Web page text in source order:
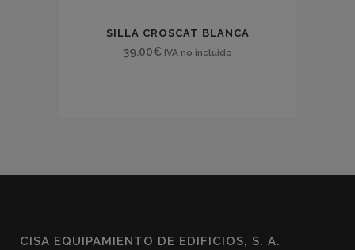
SILLA CROSCAT BLANCA
39.00€ IVA no incluido
CISA EQUIPAMIENTO DE EDIFICIOS, S. A.